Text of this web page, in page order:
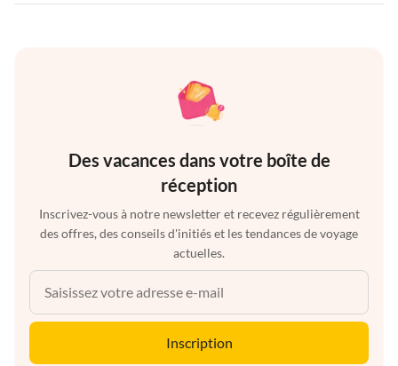
Des vacances dans votre boîte de
réception
Inscrivez-vous à notre newsletter et recevez régulièrement
des offres, des conseils d'initiés et les tendances de voyage
actuelles.
Inscription